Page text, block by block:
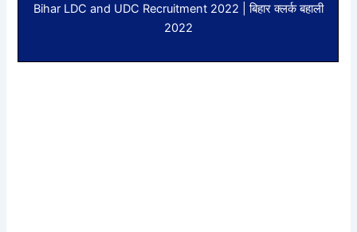
Bihar LDC and UDC Recruitment 2022 | बिहार क्लर्क बहाली
2022